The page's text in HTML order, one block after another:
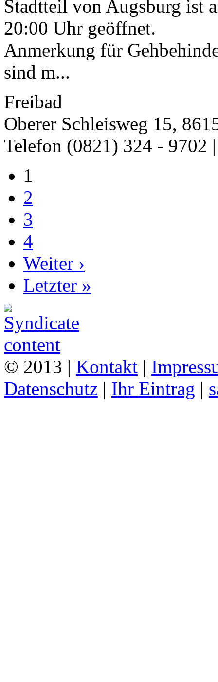
Stadtteil von Augsburg ist
20:00 Uhr geöffnet.
Anmerkung für
sind m...
Freibad
Oberer Schleisweg 15,
Telefon (0821) 324 - 9702
1
2
3
4
Weiter ›
Letzter »
© 2013 | Kontakt |
Datenschutz | Ihr Eintrag |